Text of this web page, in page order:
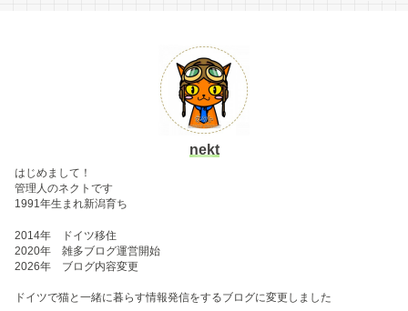
nekt
はじめまして！
管理人のネクトです
1991年生まれ新潟育ち
2014年 ドイツ移住
2020年 雑多ブログ運営開始
2026年 ブログ内容変更
ドイツで猫と一緒に暮らす情報発信をするブログに変更しました